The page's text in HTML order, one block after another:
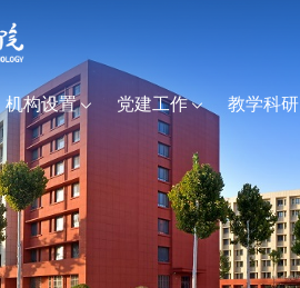
机构设置 党建工作 教学科研